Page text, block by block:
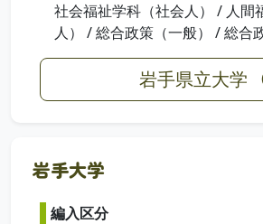
社会福祉学科（社会人） / 人間
人） / 総合政策（一般） / 総合
岩手県立大学
岩手大学
編入区分